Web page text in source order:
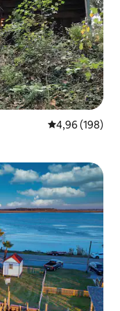
Průměrné
4,96 (198)